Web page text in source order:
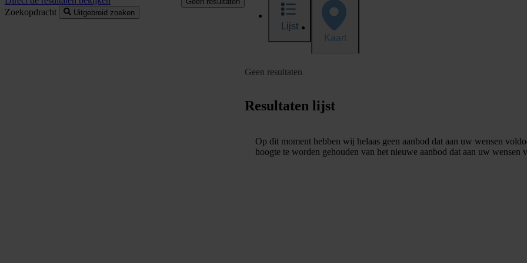
Zoekopdracht
Uitgebreid zoeken
Lijst
Kaart
Geen resultaten
Resultaten lijst
Op dit moment hebben wij helaas geen aanbod dat aan uw wensen
hoogte te worden gehouden van het nieuwe aanbod dat aan uw wensen